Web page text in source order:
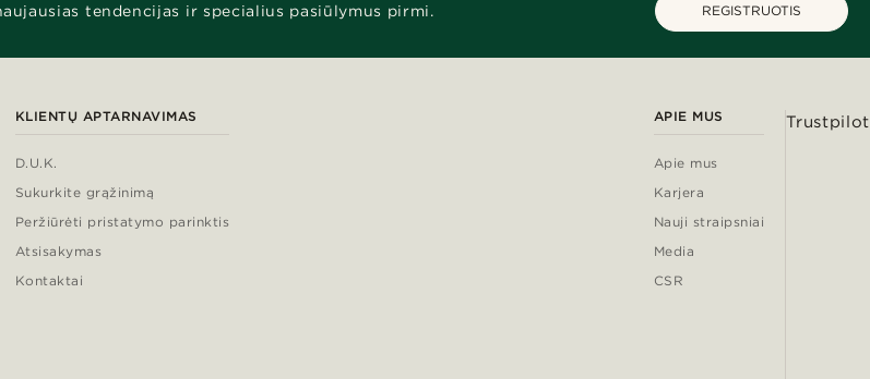
tendencijas ir specialius pasiūlymus pirmi. REGISTRUOTIS
KLIENTŲ APTARNAVIMAS
D.U.K.
Sukurkite grąžinimą
Peržiūrėti pristatymo parinktis
Atsisakymas
Kontaktai
APIE MUS
Apie mus
Karjera
Nauji straipsniai
Media
CSR
Trustpilot